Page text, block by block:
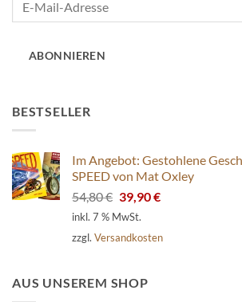
ABONNIEREN
BESTSELLER
Im Angebot: Gestohlene
SPEED von Mat Oxley
54,80€ Ursprünglicher
Preis
54,80 €
39,90€Aktueller
39,90 €.
inkl. 7 % MwSt.
zzgl. Versandkosten
AUS UNSEREM SHOP